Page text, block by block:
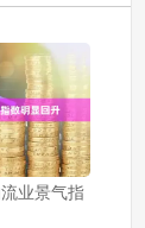
业景气指